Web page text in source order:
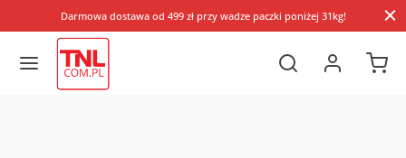
Darmowa dostawa od 499 zł przy wadze paczki poniżej 31kg!